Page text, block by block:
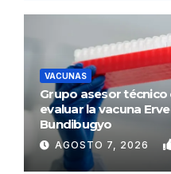
VACUNAS
Grupo asesor técnico
evaluar la vacuna
Bundibugyo
AGOSTO 7, 2026